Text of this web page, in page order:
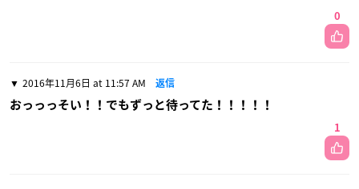
0
2016年11月6日 at 11:57 AM 返信
おっっっそい！！でもずっと待ってた！！！！！
1